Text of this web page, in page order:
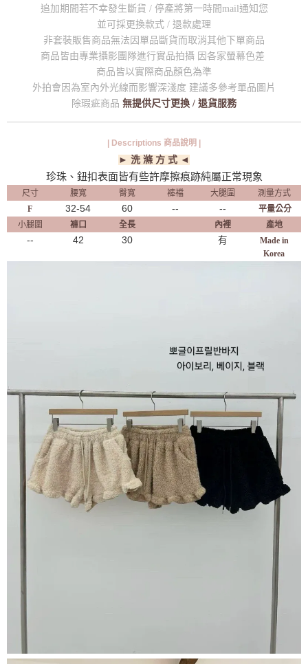
追加期間若不幸發生斷貨 / 停產將第一時間mail通知您
並可採更換款式 / 退款處理
非套裝販售商品無法因單品斷貨而取消其他下單商品
商品皆由專業攝影團隊進行實品拍攝 因各家螢幕色差
商品皆以實際商品顏色為準
外拍會因為室內外光線而影響深淺度 建議多參考單品圖片
除瑕疵商品 無提供尺寸更換 / 退貨服務
| Descriptions 商品說明 |
► 洗 滌 方 式 ◄
珍珠、鈕扣表面皆有些許摩擦痕跡純屬正常現象
尺寸 腰寬 臀寬 褲襠 大腿圍
測量方式
F
32-54 60 -- --
平量公分
小腿圍
褲口 全長 內裡 產地
-- 42 30 有
Made in
Korea